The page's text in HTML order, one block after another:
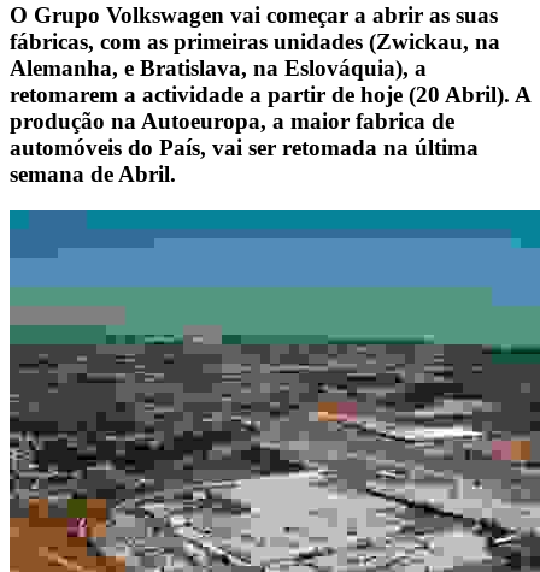
O Grupo Volkswagen vai começar a abrir as suas
fábricas, com as primeiras unidades (Zwickau, na
Alemanha, e Bratislava, na Eslováquia), a
retomarem a actividade a partir de hoje (20 Abril). A
produção na Autoeuropa, a maior fabrica de
automóveis do País, vai ser retomada na última
semana de Abril.